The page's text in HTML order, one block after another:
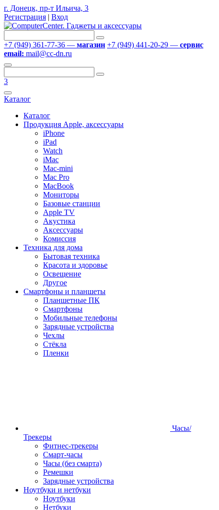
г. Донецк, пр-т Ильича, 3
Регистрация | Вход
+7 (949) 361-77-36 — магазин +7 (949) 441-20-29 — сервис
email: mail@cc-dn.ru
3
Каталог
Каталог
Продукция Apple, аксессуары
iPhone
iPad
Watch
iMac
Mac-mini
Mac Pro
MacBook
Мониторы
Базовые станции
Apple TV
Акустика
Аксессуары
Комиссия
Техника для дома
Бытовая техника
Красота и здоровье
Освещение
Другое
Смартфоны и планшеты
Планшетные ПК
Смартфоны
Мобильные телефоны
Зарядные устройства
Чехлы
Стёкла
Пленки
Часы/
Трекеры
Фитнес-трекеры
Смарт-часы
Часы (без смарта)
Ремешки
Зарядные устройства
Ноутбуки и нетбуки
Ноутбуки
Нетбуки